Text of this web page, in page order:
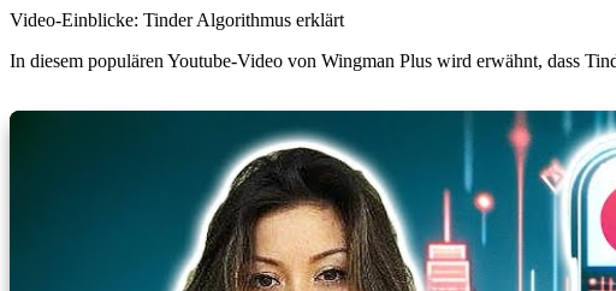
Video-Einblicke: Tinder Algorithmus erklärt
In diesem populären Youtube-Video von Wingman Plus wird erwähnt, dass